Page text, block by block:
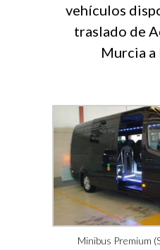
vehículos
traslado de
Murcia
Minibus Premium